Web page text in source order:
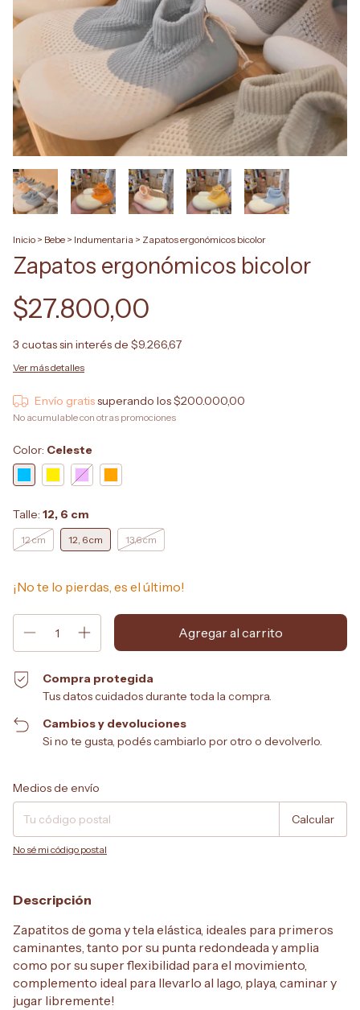
Inicio > Bebe > Indumentaria > Zapatos ergonómicos bicolor
Zapatos ergonómicos bicolor
$27.800,00
3 cuotas sin interés de $9.266,67
Ver más detalles
Envío gratissuperando los$200.000,00
No acumulable con otras promociones
Color: Celeste
Talle: 12, 6 cm
12 cm 12, 6 cm 13,6 cm
¡No te lo pierdas, es el último!
Compra protegida
Tus datos cuidados durante toda la compra.
Cambios y devoluciones
Si no te gusta, podés cambiarlo por otro o devolverlo.
Entregas para el CP:
Medios de envío
Calcular
No sé mi código postal
Descripción
Zapatitos de goma y tela elástica, ideales para primeros
caminantes, tanto por su punta redondeada y amplia
como por su super flexibilidad para el movimiento,
complemento ideal para llevarlo al lago, playa, caminar y
jugar libremente!